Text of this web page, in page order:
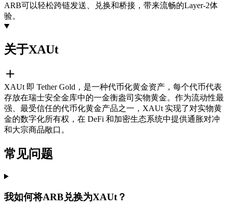
ARB可以轻松跨链发送、兑换和桥接，带来流畅的Layer-2体
验。
关于XAUt
XAUt 即 Tether Gold，是一种代币化黄金资产，每个代币代表
存放在瑞士安全金库中的一金衡盎司实物黄金。作为流动性最
强、最受信任的代币化黄金产品之一，XAUt 实现了对实物黄
金的数字化所有权，在 DeFi 和加密生态系统中提供通胀对冲
和大宗商品敞口。
常见问题
我如何将ARB兑换为XAUt？